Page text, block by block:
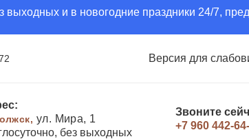
и в новогодние праздники 24/7,
Версия для
ул. Мира, 1
без выходных
Звоните
+7 960 442-